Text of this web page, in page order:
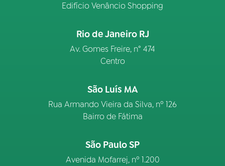
Edifício Venâncio Shopping
Rio de Janeiro RJ
Av. Gomes Freire, n° 474
Centro
São Luís MA
Rua Armando Vieira da Silva, nº 126
Bairro de Fátima
São Paulo SP
Avenida Mofarrej, nº 1.200